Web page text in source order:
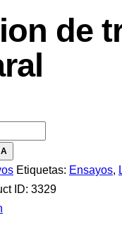
de
Etiquetas: Ensayos,
ID: 3329